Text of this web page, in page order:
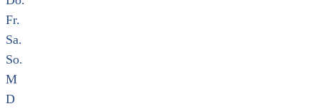
Fr.
Sa.
So.
M
D